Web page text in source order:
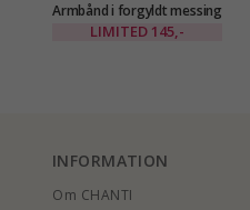
Armbånd i forgyldt messing
- Eliné
LIMITED 145,-
INFORMATION
Om CHANTI